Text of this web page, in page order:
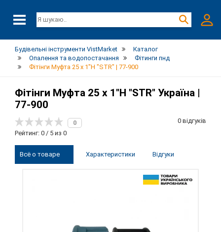
Будівельні інструменти VistMarket
Каталог
Опалення та водопостачання
Фітинги пнд
Фітінги Муфта 25 х 1"Н "STR" | 77-900
Фітінги Муфта 25 х 1"Н "STR" Україна |
77-900
0
Рейтинг: 0 / 5 из 0
0 відгуків
Всё о товаре Характеристики Відгуки